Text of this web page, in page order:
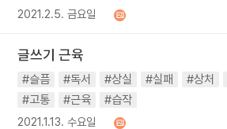
2021.2.5. 금요일
글쓰기 근육
#슬픔 #독서 #상실 #실패 #상처
#고통
#근육 #습작
2021.1.13. 수요일